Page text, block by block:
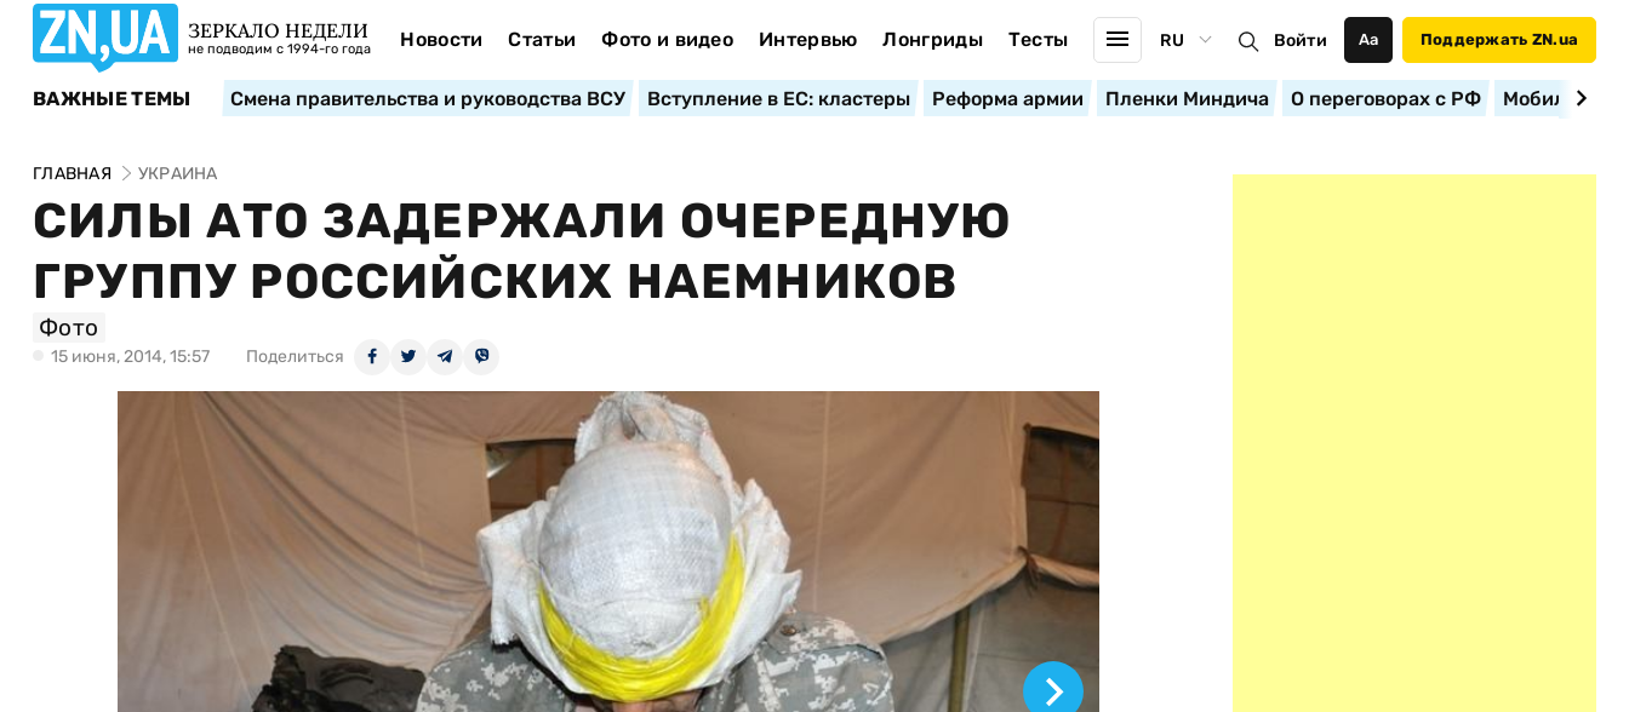
ЗЕРКАЛО НЕДЕЛИ
не подводим с 1994-го года Новости Статьи Фото и видео Интервью Лонгриды Тесты RU Войти Аа Поддержать ZN.ua
ВАЖНЫЕ ТЕМЫ Смена правительства и руководства ВСУ Вступление в ЕС: кластеры Реформа армии Пленки Миндича О переговорах с РФ
ГЛАВНАЯ УКРАИНА
СИЛЫ АТО ЗАДЕРЖАЛИ ОЧЕРЕДНУЮ
ГРУППУ РОССИЙСКИХ НАЕМНИКОВ
Фото
15 июня, 2014, 15:57 Поделиться